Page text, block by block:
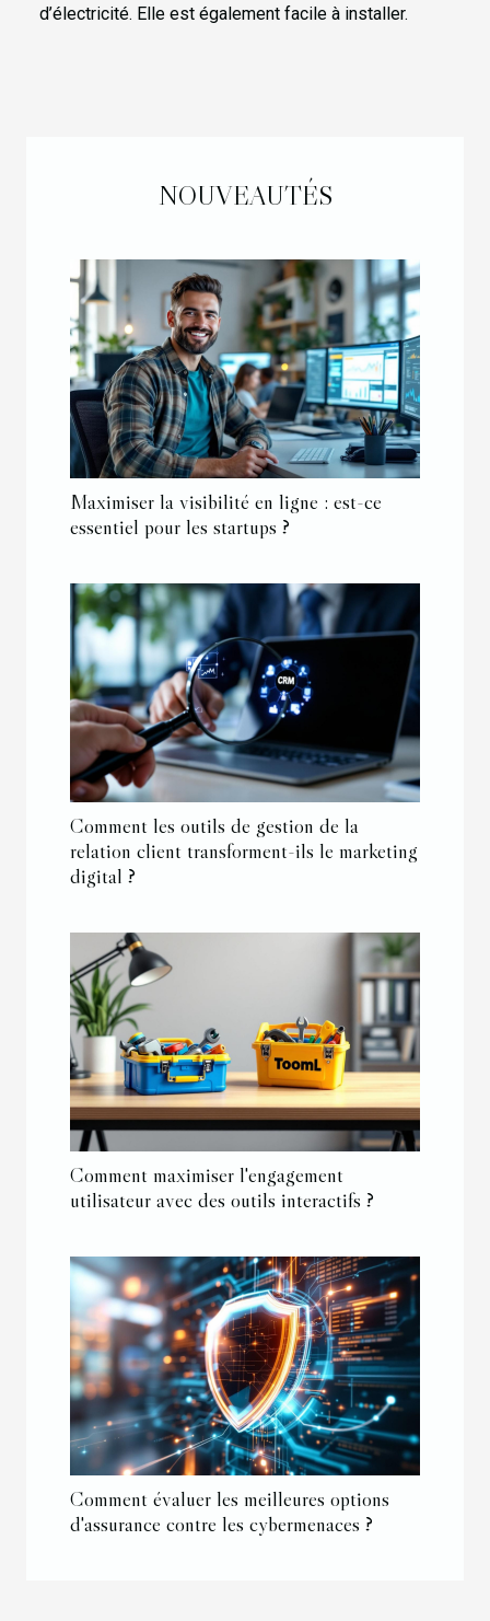
d’électricité. Elle est également facile à installer.
NOUVEAUTÉS
Maximiser la visibilité en ligne : est-ce
essentiel pour les startups ?
Comment les outils de gestion de la
relation client transforment-ils le marketing
digital ?
Comment maximiser l'engagement
utilisateur avec des outils interactifs ?
Comment évaluer les meilleures options
d'assurance contre les cybermenaces ?